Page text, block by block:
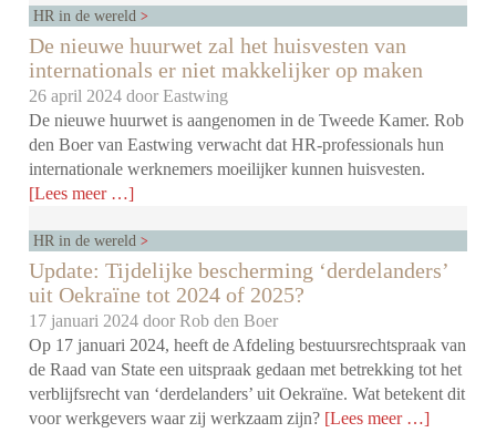
HR in de wereld
De nieuwe huurwet zal het huisvesten van
internationals er niet makkelijker op maken
26 april 2024 doorEastwing
De nieuwe huurwet is aangenomen in de Tweede Kamer. Rob
den Boer van Eastwing verwacht dat HR-professionals hun
internationale werknemers moeilijker kunnen huisvesten.
[Lees meer …]
HR in de wereld
Update: Tijdelijke bescherming ‘derdelanders’
uit Oekraïne tot 2024 of 2025?
17 januari 2024 doorRob den Boer
Op 17 januari 2024, heeft de Afdeling bestuursrechtspraak van
de Raad van State een uitspraak gedaan met betrekking tot het
verblijfsrecht van ‘derdelanders’ uit Oekraïne. Wat betekent dit
voor werkgevers waar zij werkzaam zijn? [Lees meer …]